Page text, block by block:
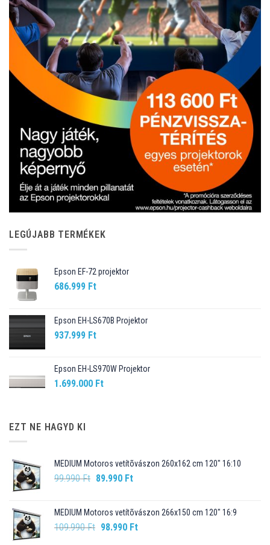
LEGÚJABB TERMÉKEK
Epson EF-72 projektor
686.999 Ft
Epson EH-LS670B Projektor
937.999 Ft
Epson EH-LS970W Projektor
1.699.000 Ft
EZT NE HAGYD KI
MEDIUM Motoros vetítõvászon 260x162 cm 120" 16:10
99.990Ft Original
99.990 Ft.
89.990 FtCurrent
89.990 Ft.
MEDIUM Motoros vetítõvászon 266x150 cm 120" 16:9
109.990Ft Original
98.990 FtCurrent